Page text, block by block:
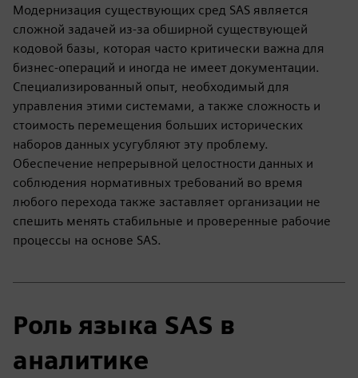
Модернизация существующих сред SAS является
сложной задачей из-за обширной существующей
кодовой базы, которая часто критически важна для
бизнес-операций и иногда не имеет документации.
Специализированный опыт, необходимый для
управления этими системами, а также сложность и
стоимость перемещения больших исторических
наборов данных усугубляют эту проблему.
Обеспечение непрерывной целостности данных и
соблюдения нормативных требований во время
любого перехода также заставляет организации не
спешить менять стабильные и проверенные рабочие
процессы на основе SAS.
Роль языка SAS в
аналитике